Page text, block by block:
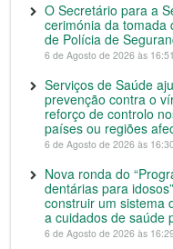
O Secretário para a
cerimónia da tomada
de Polícia de
6 de Agosto de 2026 às 16:51
Serviços de Saúde
prevenção contra o
reforço de controlo
países ou regiões
6 de Agosto de 2026 às
Nova ronda do
dentárias para
construir um sistema
a cuidados de saúde
6 de Agosto de 2026 às